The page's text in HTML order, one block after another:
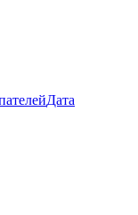
Дата